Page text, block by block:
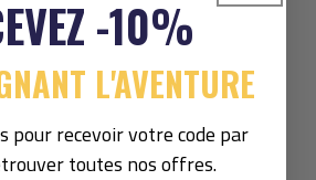
-10%
L'AVENTURE
pour recevoir votre code par
toutes nos offres.